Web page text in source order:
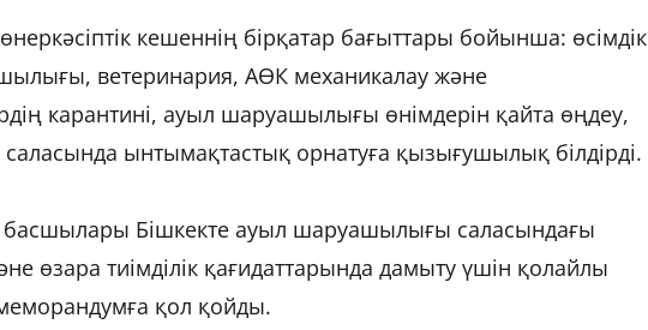
кешеннің бірқатар бағыттары бойынша: өсімдік
ветеринария, АӨК механикалау және
карантині, ауыл шаруашылығы өнімдерін қайта өңдеу,
ынтымақтастық орнатуға қызығушылық білдірді.
Бішкекте ауыл шаруашылығы саласындағы
өзара тиімділік қағидаттарында дамыту үшін қолайлы
қол қойды.